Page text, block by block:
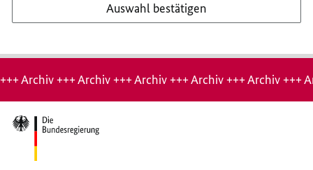
Auswahl bestätigen
Hinweis:
Archiv-
Seite
+++ Archiv +++ Archiv +++ Archiv +++ Archiv +++ Archiv +++